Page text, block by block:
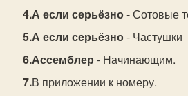
А если серьёзно- Сотовые
А если серьёзно- Частушки
Ассемблер - Начинающим.
В приложении к номеру.